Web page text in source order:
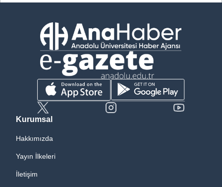
Kurumsal
Hakkımızda
Yayın İlkeleri
İletişim